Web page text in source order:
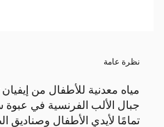
نظرة عامة
مياه معدنية للأطفال من
تمامًا لأيدي الأطفال وصناديق